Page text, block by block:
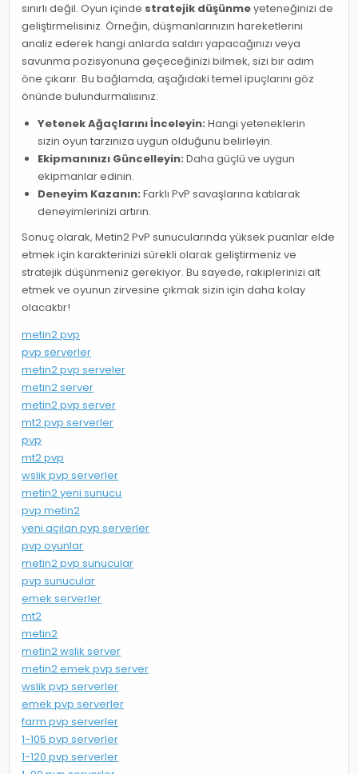
sınırlı değil. Oyun içinde stratejik düşünmeyeteneğinizi de
geliştirmelisiniz. Örneğin, düşmanlarınızın hareketlerini
analiz ederek hangi anlarda saldırı yapacağınızı veya
savunma pozisyonuna geçeceğinizi bilmek, sizi bir adım
öne çıkarır. Bu bağlamda, aşağıdaki temel ipuçlarını göz
önünde bulundurmalısınız:
Yetenek Ağaçlarını İnceleyin: Hangi yeteneklerin
sizin oyun tarzınıza uygun olduğunu belirleyin.
Ekipmanınızı Güncelleyin: Daha güçlü ve uygun
ekipmanlar edinin.
Deneyim Kazanın: Farklı PvP savaşlarına katılarak
deneyimlerinizi artırın.
Sonuç olarak, Metin2 PvP sunucularında yüksek puanlar elde
etmek için karakterinizi sürekli olarak geliştirmeniz ve
stratejik düşünmeniz gerekiyor. Bu sayede, rakiplerinizi alt
etmek ve oyunun zirvesine çıkmak sizin için daha kolay
olacaktır!
metin2 pvp
pvp serverler
metin2 pvp serveler
metin2 server
metin2 pvp server
mt2 pvp serverler
pvp
mt2 pvp
wslik pvp serverler
metin2 yeni sunucu
pvp metin2
yeni açılan pvp serverler
pvp oyunlar
metin2 pvp sunucular
pvp sunucular
emek serverler
mt2
metin2
metin2 wslik server
metin2 emek pvp server
wslik pvp serverler
emek pvp serverler
farm pvp serverler
1-105 pvp serverler
1-120 pvp serverler